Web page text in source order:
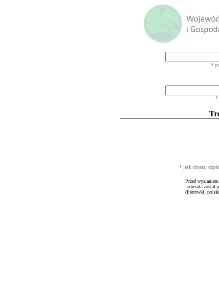
*
*
* jesli chcesz,
Przed
adresata zostal
(literówki,